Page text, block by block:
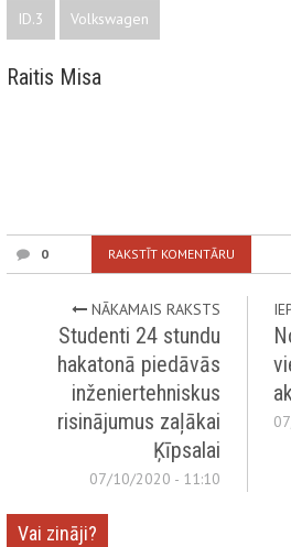
ID.3 Volkswagen
Raitis Misa
0 RAKSTĪT KOMENTĀRU
NĀKAMAIS RAKSTS
Studenti 24 stundu
hakatonā piedāvās
inženiertehniskus
risinājumus zaļākai
Ķīpsalai
07/10/2020 - 11:10
Vai zināji?